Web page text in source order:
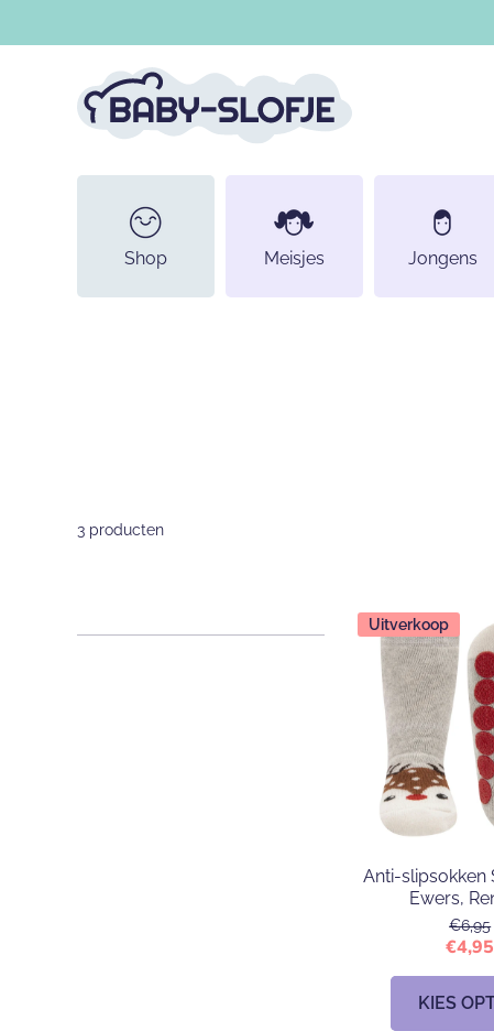
Shop Meisjes Jongens
3 producten
Uitverkoop
Anti-slipsokken
Ewers,
€6,95
€4,95
KIES